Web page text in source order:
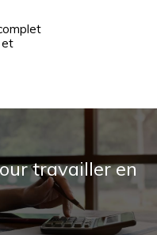
et
travailler en